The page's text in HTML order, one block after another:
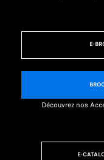
E-
Découvrez nos
E-